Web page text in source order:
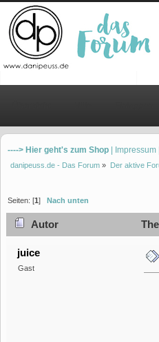
----> Hier geht's zum Shop | Impressum
danipeuss.de - Das Forum » Der aktive
Seiten: [1] Nach unten
Autor
juice
Gast